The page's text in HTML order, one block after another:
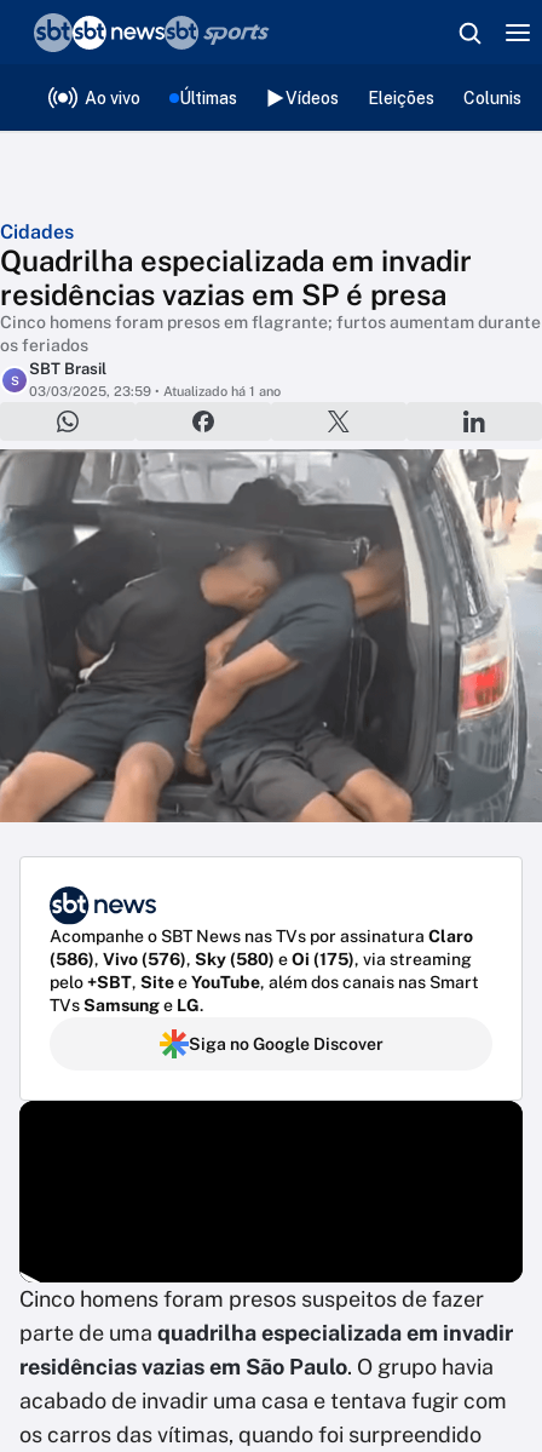
Ao vivo Últimas Vídeos Eleições
Cidades
Quadrilha especializada em invadir
residências vazias em SP é presa
Cinco homens foram presos em flagrante; furtos aumentam durante
os feriados
S
SBT Brasil
03/03/2025, 23:59 • Atualizado há 1 ano
Acompanhe o SBT News nas TVs por assinatura Claro
(586), Vivo (576), Sky (580) eOi (175), via streaming
pelo+SBT, SiteeYouTube, além dos canais nas Smart
TVsSamsunge LG.
Siga no Google Discover
Cinco homens foram presos suspeitos de fazer
parte de uma quadrilha especializada em invadir
residências vazias em São Paulo. O grupo havia
acabado de invadir uma casa e tentava fugir com
os carros das vítimas, quando foi surpreendido
❮voltar
Editorias